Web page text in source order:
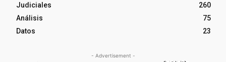
Judiciales
260
Análisis
75
Datos
23
- Advertisement -